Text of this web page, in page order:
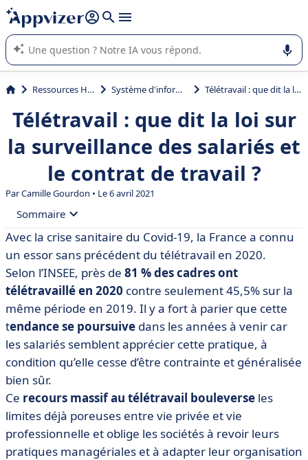
répondre (plusieurs lignes avec
L'IA de Appvizer vous guide dans l'utilisation ou la sélection de
logiciel SaaS en entreprise.
Ressources Humaines (RH) Système d'information RH (SIRH) Télétravail : que dit la loi sur la surveillance des salariés et le contrat de travail ?
Télétravail : que dit la loi sur
la surveillance des salariés et
le contrat de travail ?
ParCamille Gourdon • Le 6 avril 2021
Sommaire
• Dans quelle mesure le télétravail impacte le contrat
de travail ?
• Télétravail et surveillance du salarié :
opérationnellement, comment organiser le contrôle ?
Avec la crise sanitaire du Covid-19, la France a connu
un essor sans précédent du télétravail en 2020.
Selon l’INSEE, près de 81 % des cadres ont
télétravaillé en 2020 contre seulement 45,5% sur la
même période en 2019. Il y a fort à parier que cette
tendance se poursuive dans les années à venir car
les salariés semblent apprécier cette pratique, à
condition qu’elle cesse d’être contrainte et généralisée
bien sûr.
Ce recours massif au télétravail bouleverse les
limites déjà poreuses entre vie privée et vie
professionnelle et oblige les sociétés à revoir leurs
pratiques managériales et à adapter leur organisation